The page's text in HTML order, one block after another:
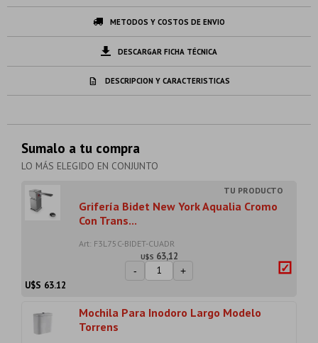
METODOS Y COSTOS DE ENVIO
DESCARGAR FICHA TÉCNICA
DESCRIPCION Y CARACTERISTICAS
Sumalo a tu compra
LO MÁS ELEGIDO EN CONJUNTO
Grifería Bidet New York Aqualia Cromo
Con Trans...
Art: F3L75C-BIDET-CUADR
U$S 63,12
- +
U$S 63.12
Mochila Para Inodoro Largo Modelo
Torrens